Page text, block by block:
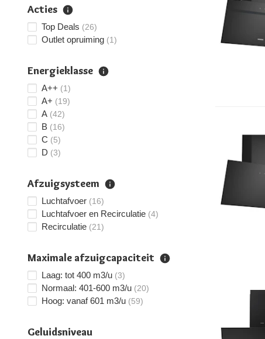
Acties
Top Deals (26)
Outlet opruiming (1)
Energieklasse
A++ (1)
A+ (19)
A (42)
B (16)
C (5)
D (3)
Afzuigsysteem
Luchtafvoer (16)
Luchtafvoer en Recirculatie (4)
Recirculatie (21)
Maximale afzuigcapaciteit
Laag: tot 400 m3/u (3)
Normaal: 401-600 m3/u (20)
Hoog: vanaf 601 m3/u (59)
Geluidsniveau